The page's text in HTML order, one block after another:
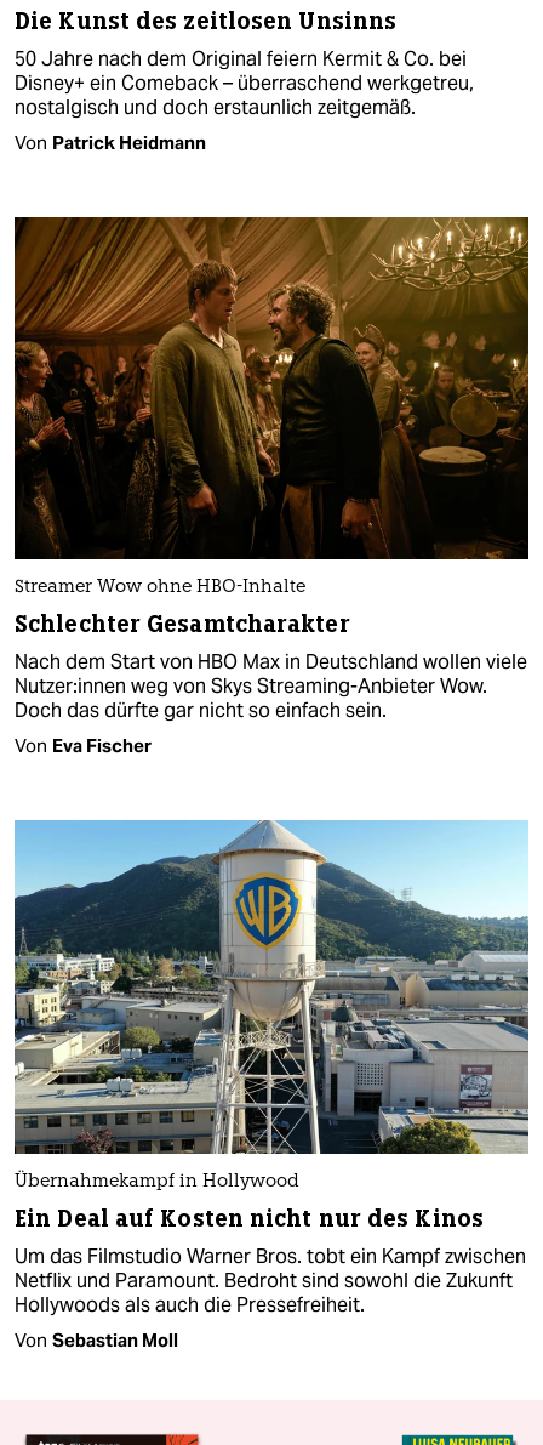
Die Kunst des zeitlosen Unsinns
50 Jahre nach dem Original feiern Kermit & Co. bei
Disney+ ein Comeback – überraschend werkgetreu,
nostalgisch und doch erstaunlich zeitgemäß.
Von Patrick Heidmann
Streamer Wow ohne HBO-Inhalte
Schlechter Gesamtcharakter
Nach dem Start von HBO Max in Deutschland wollen viele
Nut­ze­r:in­nen weg von Skys Streaming-Anbieter Wow.
Doch das dürfte gar nicht so einfach sein.
Von Eva Fischer
Übernahmekampf in Hollywood
Ein Deal auf Kosten nicht nur des Kinos
Um das Filmstudio Warner Bros. tobt ein Kampf zwischen
Netflix und Paramount. Bedroht sind sowohl die Zukunft
Hollywoods als auch die Pressefreiheit.
Von Sebastian Moll